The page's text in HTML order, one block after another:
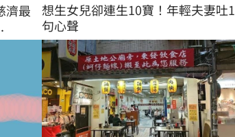
濟最
想生女兒卻連生10寶！年輕夫妻吐1
句心聲